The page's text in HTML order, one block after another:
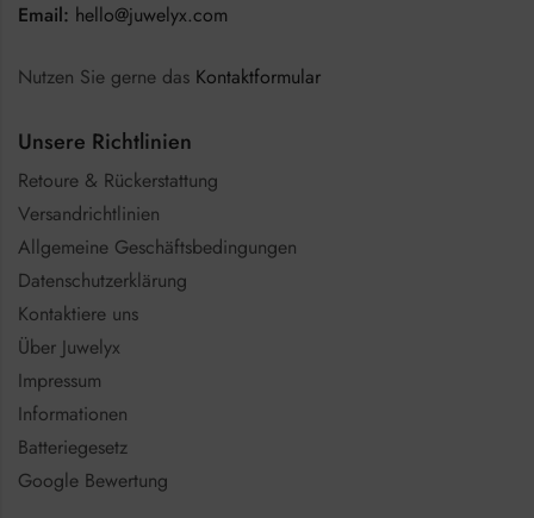
Email: hello@juwelyx.com
Nutzen Sie gerne das Kontaktformular
Unsere Richtlinien
Retoure & Rückerstattung
Versandrichtlinien
Allgemeine Geschäftsbedingungen
Datenschutzerklärung
Kontaktiere uns
Über Juwelyx
Impressum
Informationen
Batteriegesetz
Google Bewertung